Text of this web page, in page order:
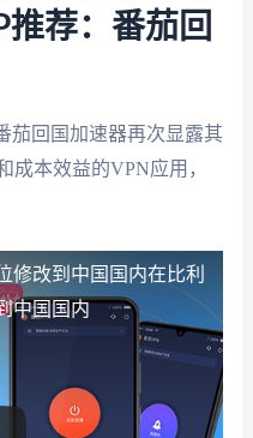
荐：番茄回
茄回国加速器再次显露其
成本效益的VPN应用，
修改到中国国内在比利
中国国内